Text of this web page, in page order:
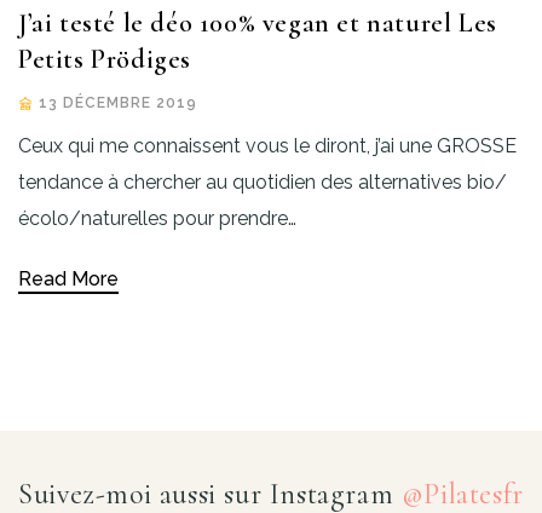
J’ai testé le déo 100% vegan et naturel Les
Petits Prödiges
13 DÉCEMBRE 2019
Ceux qui me connaissent vous le diront, j’ai une GROSSE
tendance à chercher au quotidien des alternatives bio/
écolo/naturelles pour prendre…
Read More
Suivez-moi aussi sur Instagram @Pilatesfr